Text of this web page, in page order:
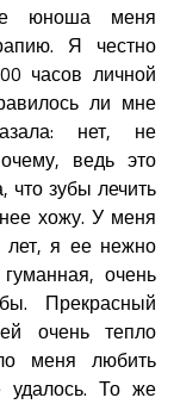
юноша меня
Я честно
часов личной
ли мне
нет, не
ведь это
что зубы лечить
хожу. У меня
лет, я ее нежно
очень
Прекрасный
очень тепло
меня любить
То же